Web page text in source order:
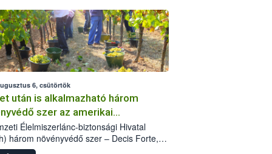
6, csütörtök
után is alkalmazható három
szer az amerikai
ellen
Élelmiszerlánc-biztonsági Hivatal
három növényvédő szer – Decis Forte,
24 EW, Oroganic – engedélyokiratát